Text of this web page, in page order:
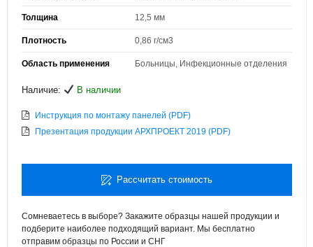
Толщина 12,5 мм
Плотность 0,86 г/см3
Область применения Больницы, Инфекционные отделения
Наличие: В наличии
Инструкция по монтажу панелей (PDF)
Презентация продукции АРХПРОЕКТ 2019 (PDF)
Рассчитать стоимость
Сомневаетесь в выборе? Закажите образцы нашей продукции и
подберите наиболее подходящий вариант. Мы бесплатно
отправим образцы по России и СНГ